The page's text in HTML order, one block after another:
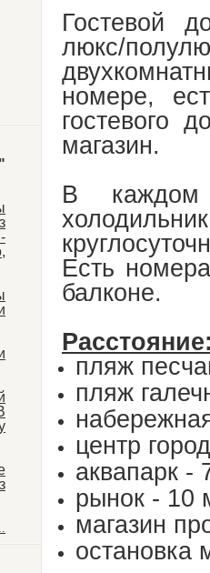
Гостевой
люкс/
номере,
гостевого
магазин.
В каждом
Есть
балконе.
пляж
пляж
центр
аквапарк -
рынок - 10
магазин
остановка